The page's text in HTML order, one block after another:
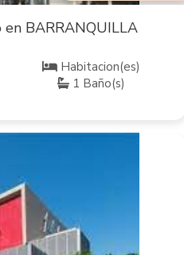
en BARRANQUILLA
Habitacion(es)
1 Baño(s)